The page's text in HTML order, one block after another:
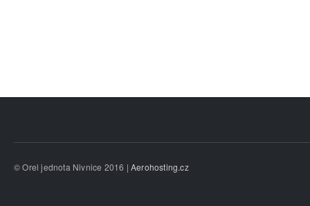
© Orel jednota Nivnice 2016 | Aerohosting.cz